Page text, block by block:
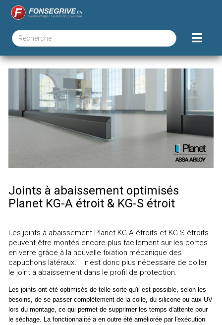
Joints à abaissement optimisés
Planet KG-A étroit & KG-S étroit
Les joints à abaissement Planet KG-A étroits et KG-S étroits
peuvent être montés encore plus facilement sur les portes
en verre grâce à la nouvelle fixation mécanique des
capuchons latéraux. Il n'est donc plus nécessaire de coller
le joint à abaissement dans le profil de protection.
Les joints ont été optimisés de telle sorte qu'il est possible, selon les
besoins, de se passer complètement de la colle, du silicone ou aux UV
lors du montage, ce qui permet de supprimer les temps d'attente pour
le séchage. La fonctionnalité a en outre été améliorée par l'exécution